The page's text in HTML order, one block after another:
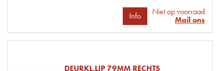
Info
Niet op voorraad
Mail ons
DEURKL.LIP 79MM RECHTS